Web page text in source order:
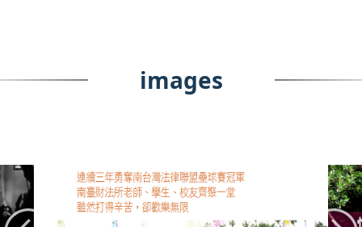
images